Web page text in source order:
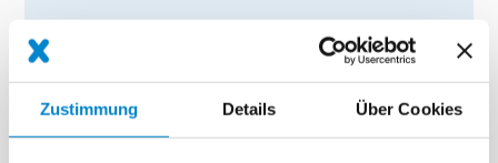
Zustimmung Details Über Cookies